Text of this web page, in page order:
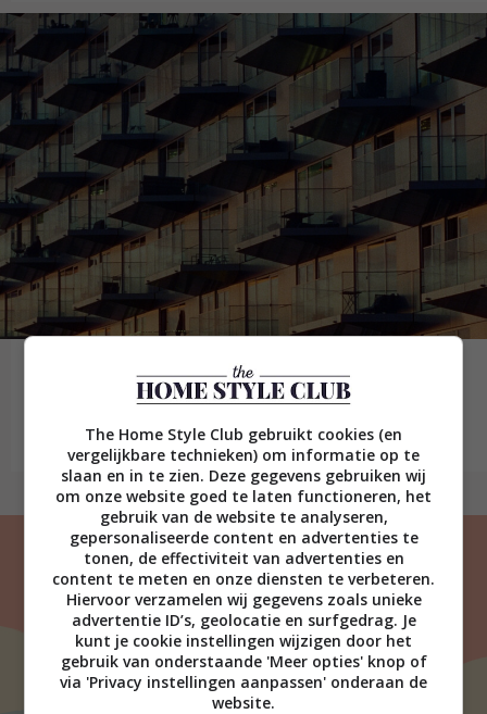
Op de koffietafel: A New Light on
Amsterdam van Gosse Bouma
Lees verder
The Home Style Club gebruikt cookies (en
vergelijkbare technieken) om informatie op te
slaan en in te zien. Deze gegevens gebruiken wij
om onze website goed te laten functioneren, het
gebruik van de website te analyseren,
gepersonaliseerde content en advertenties te
tonen, de effectiviteit van advertenties en
content te meten en onze diensten te verbeteren.
Hiervoor verzamelen wij gegevens zoals unieke
advertentie ID’s, geolocatie en surfgedrag. Je
kunt je cookie instellingen wijzigen door het
gebruik van onderstaande 'Meer opties' knop of
via 'Privacy instellingen aanpassen' onderaan de
website.